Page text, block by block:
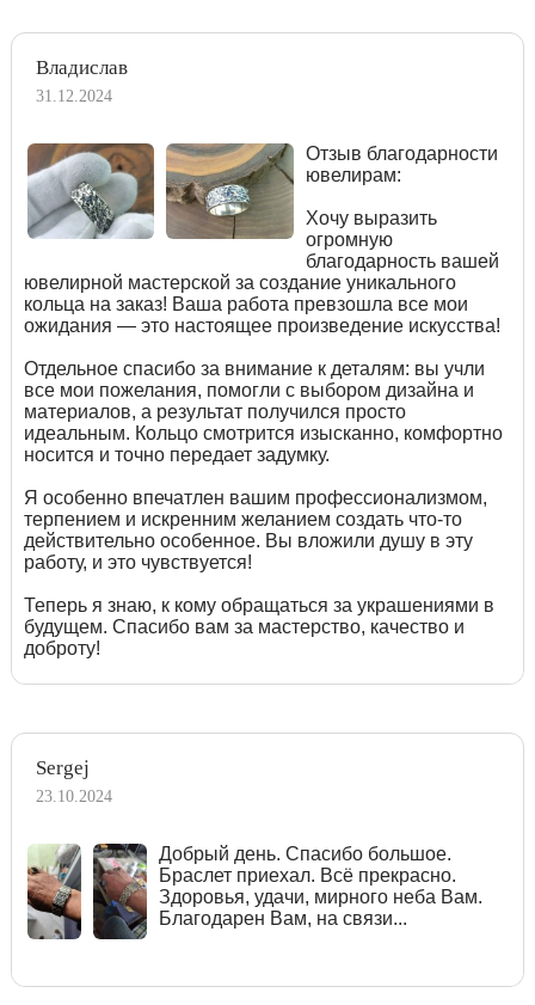
Владислав
31.12.2024
Отзыв благодарности
ювелирам:
Хочу выразить
огромную
благодарность вашей
ювелирной мастерской за создание уникального
кольца на заказ! Ваша работа превзошла все мои
ожидания — это настоящее произведение искусства!
Отдельное спасибо за внимание к деталям: вы учли
все мои пожелания, помогли с выбором дизайна и
материалов, а результат получился просто
идеальным. Кольцо смотрится изысканно, комфортно
носится и точно передает задумку.
Я особенно впечатлен вашим профессионализмом,
терпением и искренним желанием создать что-то
действительно особенное. Вы вложили душу в эту
работу, и это чувствуется!
Теперь я знаю, к кому обращаться за украшениями в
будущем. Спасибо вам за мастерство, качество и
доброту!
Sergej
23.10.2024
Добрый день. Спасибо большое.
Браслет приехал. Всё прекрасно.
Здоровья, удачи, мирного неба Вам.
Благодарен Вам, на связи...